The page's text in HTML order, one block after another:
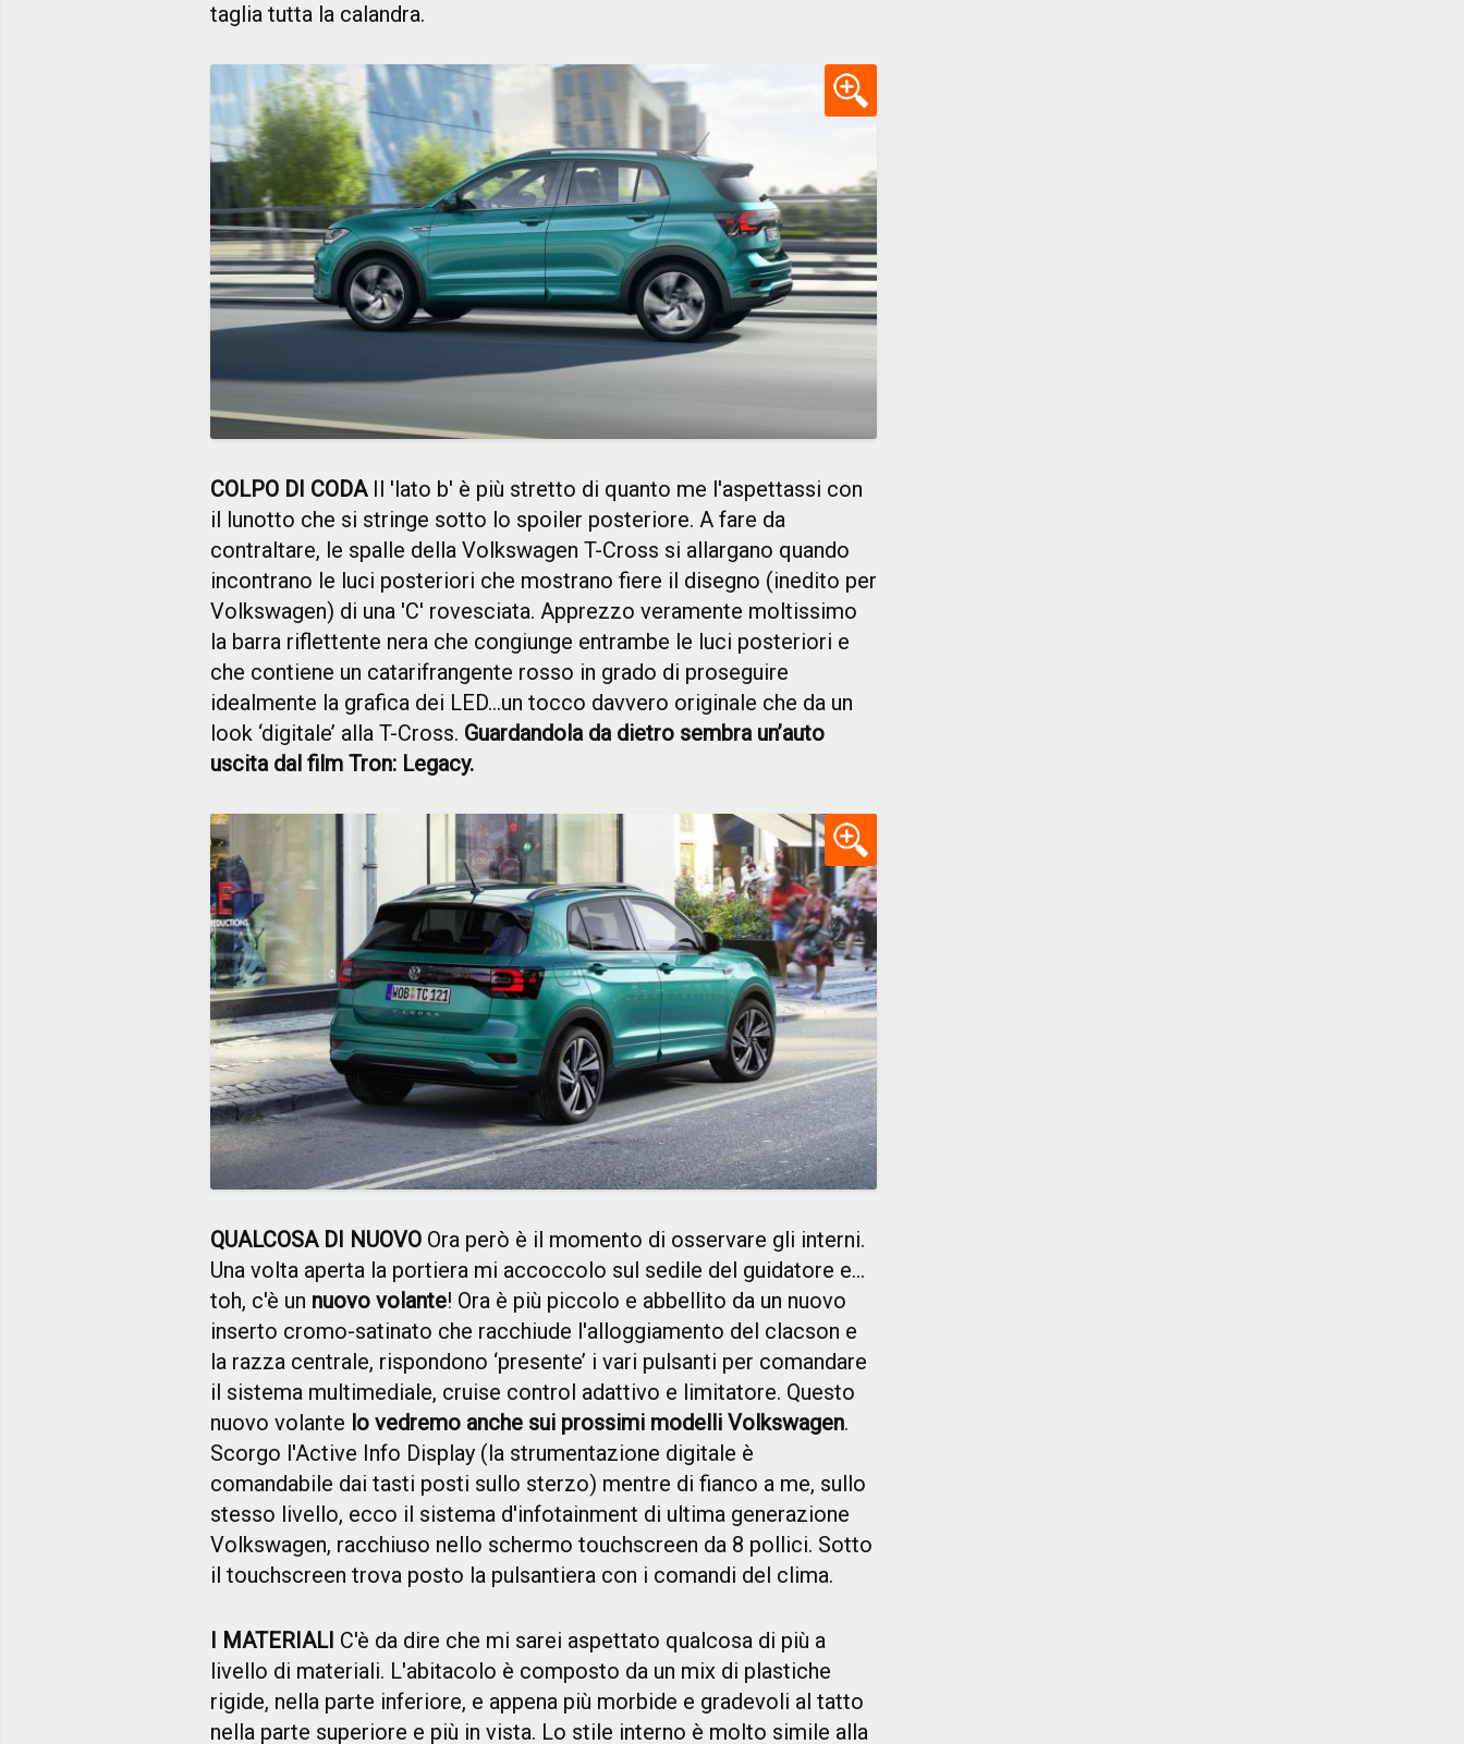
taglia tutta la calandra.
COLPO DI CODAIl 'lato b' è più stretto di quanto me l'aspettassi con
il lunotto che si stringe sotto lo spoiler posteriore. A fare da
contraltare, le spalle della Volkswagen T-Cross si allargano quando
incontrano le luci posteriori che mostrano fiere il disegno (inedito per
Volkswagen) di una 'C' rovesciata. Apprezzo veramente moltissimo
la barra riflettente nera che congiunge entrambe le luci posteriori e
che contiene un catarifrangente rosso in grado di proseguire
idealmente la grafica dei LED…un tocco davvero originale che da un
look ‘digitale’ alla T-Cross. Guardandola da dietro sembra un’auto
uscita dal film Tron: Legacy.
QUALCOSA DI NUOVO Ora però è il momento di osservare gli interni.
Una volta aperta la portiera mi accoccolo sul sedile del guidatore e…
toh, c'è un nuovo volante! Ora è più piccolo e abbellito da un nuovo
inserto cromo-satinato che racchiude l'alloggiamento del clacson e
la razza centrale, rispondono ‘presente’ i vari pulsanti per comandare
il sistema multimediale, cruise control adattivo e limitatore. Questo
nuovo volante lo vedremo anche sui prossimi modelli Volkswagen.
Scorgo l'Active Info Display (la strumentazione digitale è
comandabile dai tasti posti sullo sterzo) mentre di fianco a me, sullo
stesso livello, ecco il sistema d'infotainment di ultima generazione
Volkswagen, racchiuso nello schermo touchscreen da 8 pollici. Sotto
il touchscreen trova posto la pulsantiera con i comandi del clima.
I MATERIALI C'è da dire che mi sarei aspettato qualcosa di più a
livello di materiali. L'abitacolo è composto da un mix di plastiche
rigide, nella parte inferiore, e appena più morbide e gradevoli al tatto
nella parte superiore e più in vista. Lo stile interno è molto simile alla